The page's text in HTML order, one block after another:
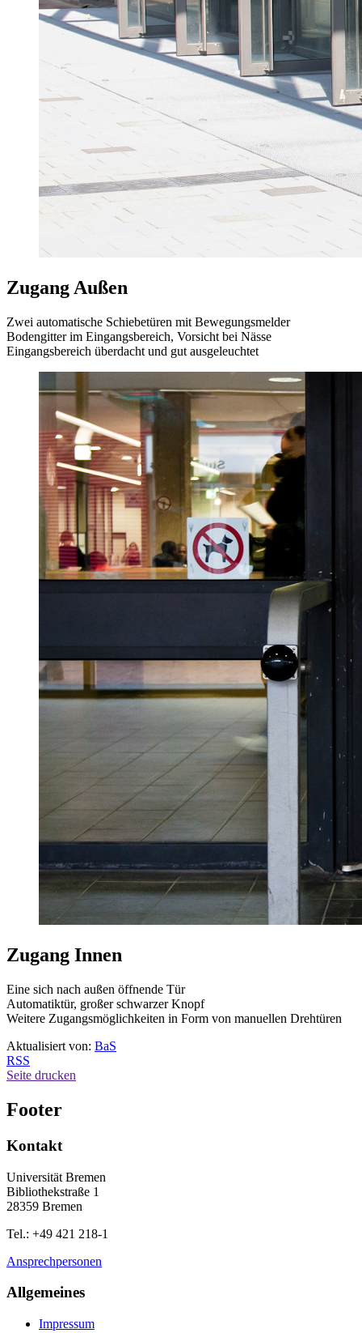
Zugang Außen
Zwei automatische Schiebetüren mit Bewegungsmelder
Bodengitter im Eingangsbereich, Vorsicht bei Nässe
Eingangsbereich überdacht und gut ausgeleuchtet
Zugang Innen
Eine sich nach außen öffnende Tür
Automatiktür, großer schwarzer Knopf
Weitere Zugangsmöglichkeiten in Form von manuellen Drehtüren
Aktualisiert von: BaS
RSS
Seite drucken
Footer
Kontakt
Universität Bremen
Bibliothekstraße 1
28359 Bremen
Tel.: +49 421 218-1
Ansprechpersonen
Allgemeines
Impressum